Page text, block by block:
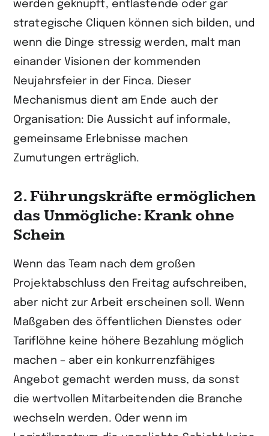
werden geknüpft, entlastende oder gar
strategische Cliquen können sich bilden, und
wenn die Dinge stressig werden, malt man
einander Visionen der kommenden
Neujahrsfeier in der Finca. Dieser
Mechanismus dient am Ende auch der
Organisation: Die Aussicht auf informale,
gemeinsame Erlebnisse machen
Zumutungen erträglich.
2. Führungskräfte ermöglichen
das Unmögliche: Krank ohne
Schein
Wenn das Team nach dem großen
Projektabschluss den Freitag aufschreiben,
aber nicht zur Arbeit erscheinen soll. Wenn
Maßgaben des öffentlichen Dienstes oder
Tariflöhne keine höhere Bezahlung möglich
machen – aber ein konkurrenz­fähiges
Angebot gemacht werden muss, da sonst
die wertvollen Mitarbeitenden die Branche
wechseln werden. Oder wenn im